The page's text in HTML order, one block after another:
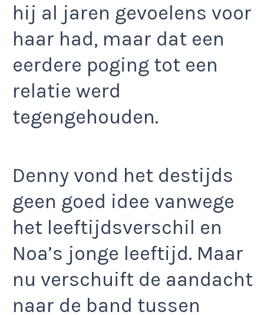
hij al jaren gevoelens voor
haar had, maar dat een
eerdere poging tot een
relatie werd
tegengehouden.
Denny vond het destijds
geen goed idee vanwege
het leeftijdsverschil en
Noa’s jonge leeftijd. Maar
nu verschuift de aandacht
naar de band tussen